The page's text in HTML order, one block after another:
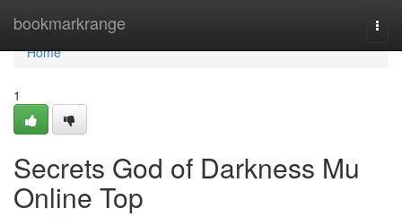
bookmarkrange
Home
Home
1
Secrets God of Darkness Mu
Online Top